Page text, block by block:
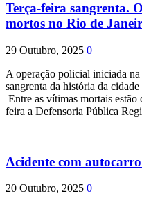
Terça-feira sangrenta.
mortos no Rio de
29 Outubro, 2025 0
A operação policial iniciada
sangrenta da história da
Entre as vítimas mortais
feira a Defensoria Pública
Acidente com
20 Outubro, 2025 0